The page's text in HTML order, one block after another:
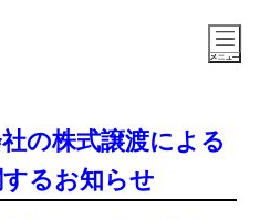
の株式譲渡による
るお知らせ